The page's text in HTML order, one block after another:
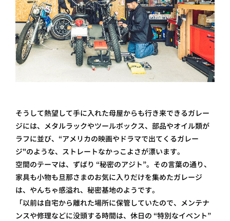
そうして熱望して手に入れた母屋からも行き来できるガレー
ジには、メタルラックやツールボックス、部品やオイル類が
ラフに並び、“アメリカの映画やドラマで出てくるガレー
ジ"のような、ストレートなかっこよさが漂います。
空間のテーマは、ずばり “秘密のアジト”。その言葉の通り、
家具も小物も旦那さまのお気に入りだけを集めたガレージ
は、やんちゃ感溢れ、秘密基地のようです。
「以前は自宅から離れた場所に保管していたので、メンテナ
ンスや修理などに没頭する時間は、休日の “特別なイベント”